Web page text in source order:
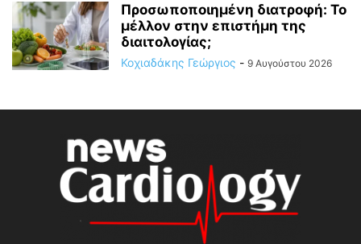
Προσωποποιημένη διατροφή: Το
μέλλον στην επιστήμη της
διαιτολογίας;
Κοχιαδάκης Γεώργιος - 9 Αυγούστου 2026